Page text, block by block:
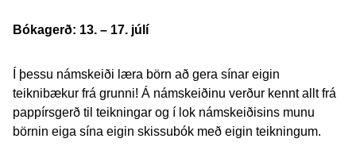
Bókagerð: 13. – 17. júlí
Í þessu námskeiði læra börn að gera sínar eigin
teiknibækur frá grunni! Á námskeiðinu verður kennt allt frá
pappírsgerð til teikningar og í lok námskeiðisins munu
börnin eiga sína eigin skissubók með eigin teikningum.